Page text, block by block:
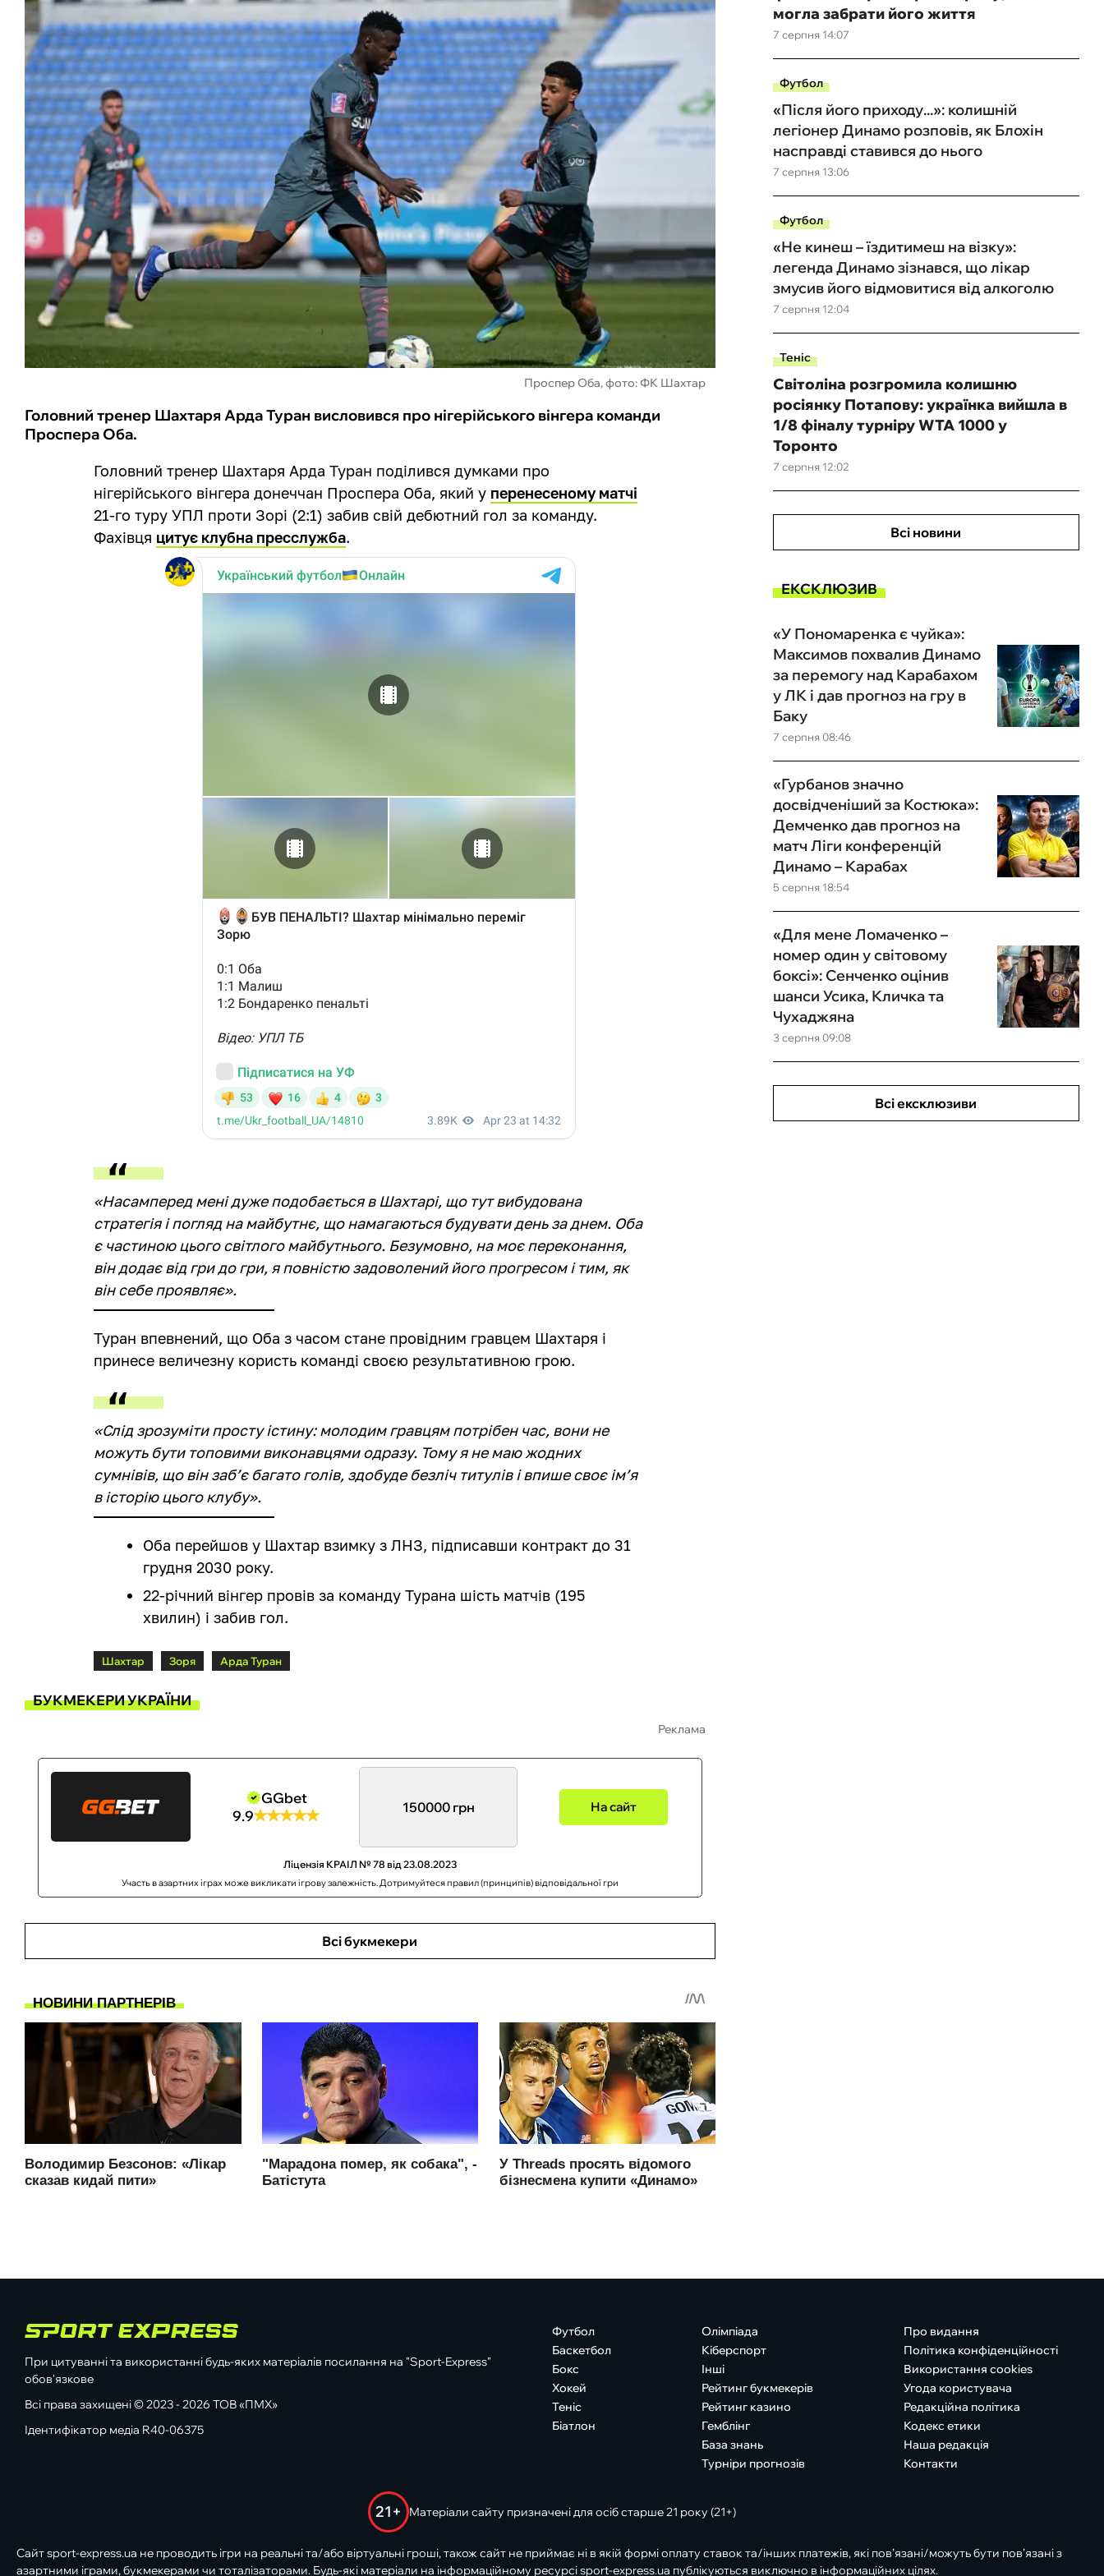
Проспер Оба, фото: ФК Шахтар
Головний тренер Шахтаря Арда Туран висловився про нігерійського вінгера команди
Проспера Оба.
Головний тренер Шахтаря Арда Туран поділився думками про
нігерійського вінгера донеччан Проспера Оба, який у перенесеному матчі
21-го туру УПЛ проти Зорі (2:1) забив свій дебютний гол за команду.
Фахівця цитує клубна пресслужба.
«Насамперед мені дуже подобається в Шахтарі, що тут вибудована
стратегія і погляд на майбутнє, що намагаються будувати день за днем. Оба
є частиною цього світлого майбутнього. Безумовно, на моє переконання,
він додає від гри до гри, я повністю задоволений його прогресом і тим, як
він себе проявляє».
Туран впевнений, що Оба з часом стане провідним гравцем Шахтаря і
принесе величезну користь команді своєю результативною грою.
«Слід зрозуміти просту істину: молодим гравцям потрібен час, вони не
можуть бути топовими виконавцями одразу. Тому я не маю жодних
сумнівів, що він забʼє багато голів, здобуде безліч титулів і впише своє імʼя
в історію цього клубу».
Оба перейшов у Шахтар взимку з ЛНЗ, підписавши контракт до 31
грудня 2030 року.
22-річний вінгер провів за команду Турана шість матчів (195
хвилин) і забив гол.
Шахтар Зоря Арда Туран
БУКМЕКЕРИ УКРАЇНИ
Реклама
GGbet
9.9
150000 грн На сайт
Ліцензія КРАІЛ № 78 від 23.08.2023
Участь в азартних іграх може викликати ігрову залежність. Дотримуйтеся правил (принципів) відповідальної гри
Всі букмекери
7 серпня 14:07
могла забрати його життя
Футбол
7 серпня 13:06
«Після його приходу...»: колишній
легіонер Динамо розповів, як Блохін
насправді ставився до нього
Футбол
7 серпня 12:04
«Не кинеш – їздитимеш на візку»:
легенда Динамо зізнався, що лікар
змусив його відмовитися від алкоголю
Теніс
7 серпня 12:02
Світоліна розгромила колишню
росіянку Потапову: українка вийшла в
1/8 фіналу турніру WTA 1000 у
Торонто
Всі новини
ЕКСКЛЮЗИВ
7 серпня 08:46
«У Пономаренка є чуйка»:
Максимов похвалив Динамо
за перемогу над Карабахом
у ЛК і дав прогноз на гру в
Баку
5 серпня 18:54
«Гурбанов значно
досвідченіший за Костюка»:
Демченко дав прогноз на
матч Ліги конференцій
Динамо – Карабах
3 серпня 09:08
«Для мене Ломаченко –
номер один у світовому
боксі»: Сенченко оцінив
шанси Усика, Кличка та
Чухаджяна
Всі ексклюзиви
При цитуванні та використанні будь-яких матеріалів посилання на "Sport-Express"
обов'язкове
Всі права захищені © 2023 - 2026 ТОВ «ПМХ»
Ідентифікатор медіа R40-06375
Футбол
Баскетбол
Бокс
Хокей
Теніс
Біатлон
Олімпіада
Кіберспорт
Інші
Рейтинг букмекерів
Рейтинг казино
Гемблінг
База знань
Турніри прогнозів
Про видання
Політика конфіденційності
Використання cookies
Угода користувача
Редакційна політика
Кодекс етики
Наша редакція
Контакти
21+ Матеріали сайту призначені для осіб старше 21 року (21+)
Сайт sport-express.ua не проводить ігри на реальні та/або віртуальні гроші, також сайт не приймає ні в якій формі оплату ставок та/інших платежів, які пов’язані/можуть бути пов’язані з
азартними іграми, букмекерами чи тоталізаторами. Будь-які матеріали на інформаційному ресурсі sport-express.ua публікуються виключно в інформаційних цілях.